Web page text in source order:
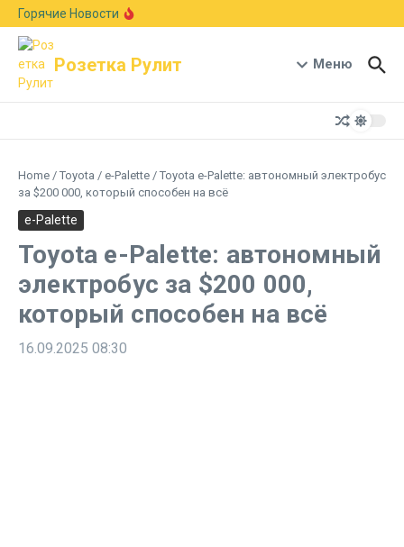
Перейти к содержанию
Горячие Новости
кроссовер X5 с мотором B58 и запасом хода
1000 км
Розетка Рулит Меню
Home / Toyota / e-Palette / Toyota e-Palette: автономный электробус
за $200 000, который способен на всё
e-Palette
Toyota e-Palette: автономный
электробус за $200 000,
который способен на всё
16.09.2025 08:30